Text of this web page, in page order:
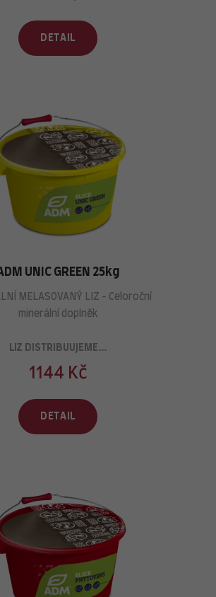
DETAIL
UNIC GREEN 25kg
MELASOVANÝ LIZ - Celoroční
minerální doplněk
LIZ DISTRIBUUJEME...
1144 Kč
DETAIL